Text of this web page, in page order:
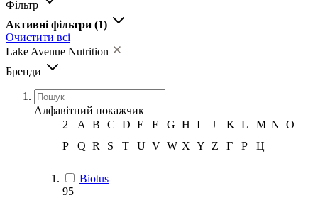
Фільтр
Активні фільтри (1)
Очистити всі
Lake Avenue Nutrition
Бренди
Алфавітний покажчик
2
A B C D E F G H I J K L M N O
P
Q R S T U V W X Y Z Г Р Ц
Biotus
95